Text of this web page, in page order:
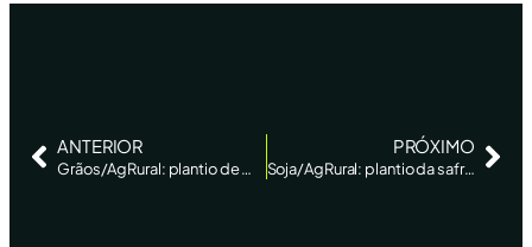
ANTERIOR
Grãos/AgRural: plantio de milho verão 2024/25 atinge 15% da área prevista; clima impede semeadura da soja
PRÓXIMO
Soja/AgRural: plantio da safra 2024/25 atinge 2% ante 0,9% uma semana antes